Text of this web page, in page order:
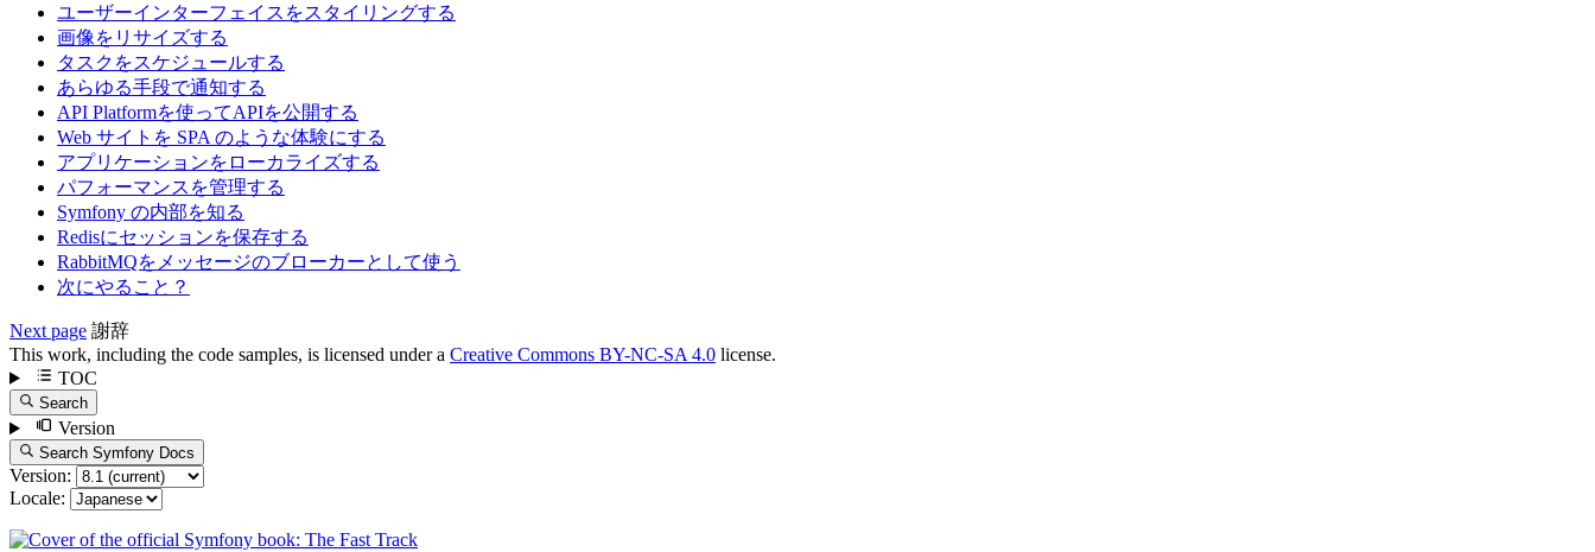
ユーザーインターフェイスをスタイリングする
画像をリサイズする
タスクをスケジュールする
あらゆる手段で通知する
API Platformを使ってAPIを公開する
Web サイトを SPA のような体験にする
アプリケーションをローカライズする
パフォーマンスを管理する
Symfony の内部を知る
Redisにセッションを保存する
RabbitMQをメッセージのブローカーとして使う
次にやること？
Next page 謝辞
This work, including the code samples, is licensed under a Creative Commons BY-NC-SA 4.0 license.
TOC
Search
Version
Search Symfony Docs
Version:
Locale: